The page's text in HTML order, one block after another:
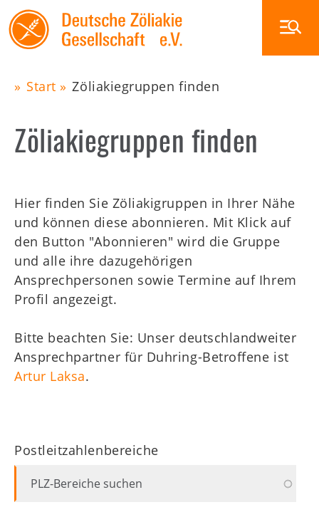
Skip
to
main
navigation
Zöliakie
Ernährung
Veranstaltungen
Die DZG
Publikationen
Zöliakiegruppen
Shop
WZT
Kids
Mitgliederbereich
Pfadnavigation
Start Zöliakiegruppen finden
Zöliakiegruppen finden
Hier finden Sie Zöliakigruppen in Ihrer Nähe
und können diese abonnieren. Mit Klick auf
den Button "Abonnieren" wird die Gruppe
und alle ihre dazugehörigen
Ansprechpersonen sowie Termine auf Ihrem
Profil angezeigt.
Bitte beachten Sie: Unser deutschlandweiter
Ansprechpartner für Duhring-Betroffene ist
Artur Laksa.
Postleitzahlenbereiche